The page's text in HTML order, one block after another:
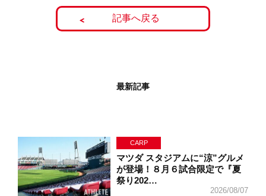
記事へ戻る
最新記事
CARP
マツダ スタジアムに“涼”グルメ
が登場！８月６試合限定で『夏
祭り202…
2026/08/07